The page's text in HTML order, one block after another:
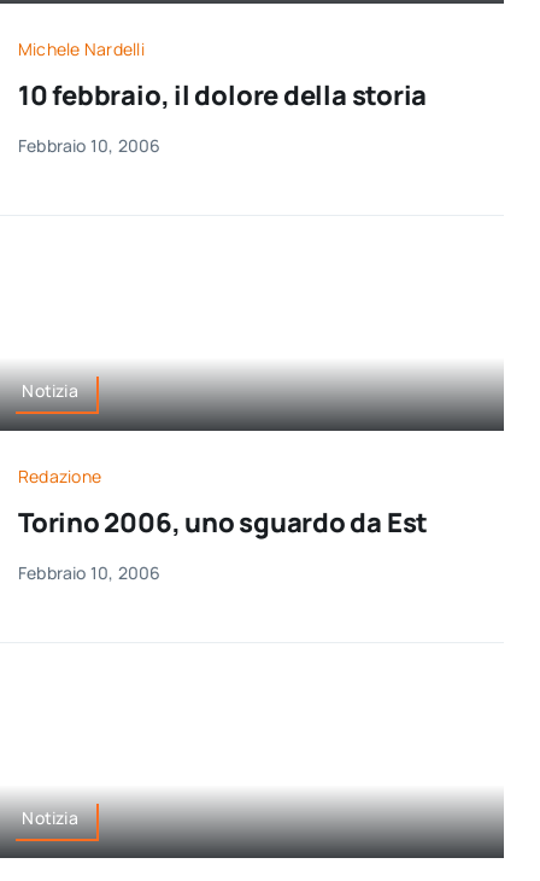
Newsletter
Ita
Michele Nardelli
10 febbraio, il dolore della storia
Febbraio 10, 2006
Notizia
Redazione
Torino 2006, uno sguardo da Est
Febbraio 10, 2006
Notizia